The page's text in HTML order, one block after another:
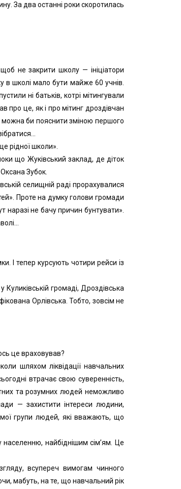
За два останні роки скоротилась
не закрити школу — ініціатори
в школі мало бути майже 60 учнів.
ні батьків, котрі мітингували
про це, як і про мітинг дроздівчан
можна би пояснити зміною першого
рідної школи».
що Жуківський заклад, де діток
Зубок.
селищній раді прорахувалися
Проте на думку голови громади
наразі не бачу причин бунтувати».
І тепер курсують чотири рейси із
Куликівській громаді, Дроздівська
Орлівська. Тобто, зовсім не
це враховував?
шляхом ліквідації навчальних
втрачає свою суверенність,
та розумних людей неможливо
— захистити інтереси людини,
групи людей, які вважають, що
найбіднішим сім’ям. Це
всупереч вимогам чинного
мабуть, на те, що навчальний рік